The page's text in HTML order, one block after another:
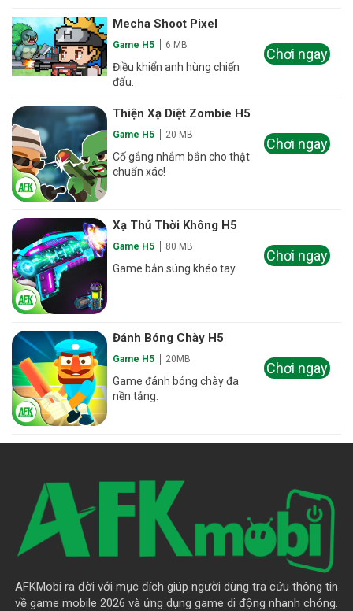
Mecha Shoot Pixel
Game H5 6 MB
Điều khiển anh hùng chiến
đấu.
Chơi ngay
Thiện Xạ Diệt Zombie H5
Game H5 20 MB
Cố gắng nhắm bắn cho thật
chuẩn xác!
Chơi ngay
Xạ Thủ Thời Không H5
Game H5 80 MB
Game bắn súng khéo tay
Chơi ngay
Đánh Bóng Chày H5
Game H5 20MB
Game đánh bóng chày đa
nền tảng.
Chơi ngay
AFKMobi ra đời với mục đích giúp người dùng tra cứu thông tin
về game mobile 2026 và ứng dụng game di động nhanh chóng.